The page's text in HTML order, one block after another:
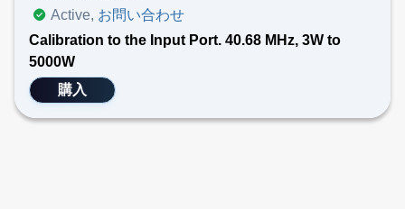
Active, お問い合わせ
Calibration to the Input Port. 40.68 MHz, 3W to
5000W
購入